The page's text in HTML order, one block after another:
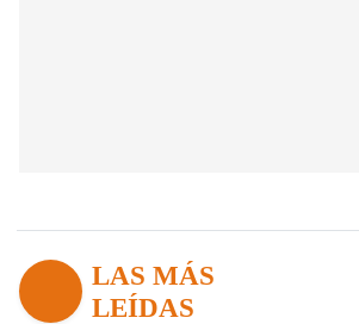
LAS MÁS
LEÍDAS